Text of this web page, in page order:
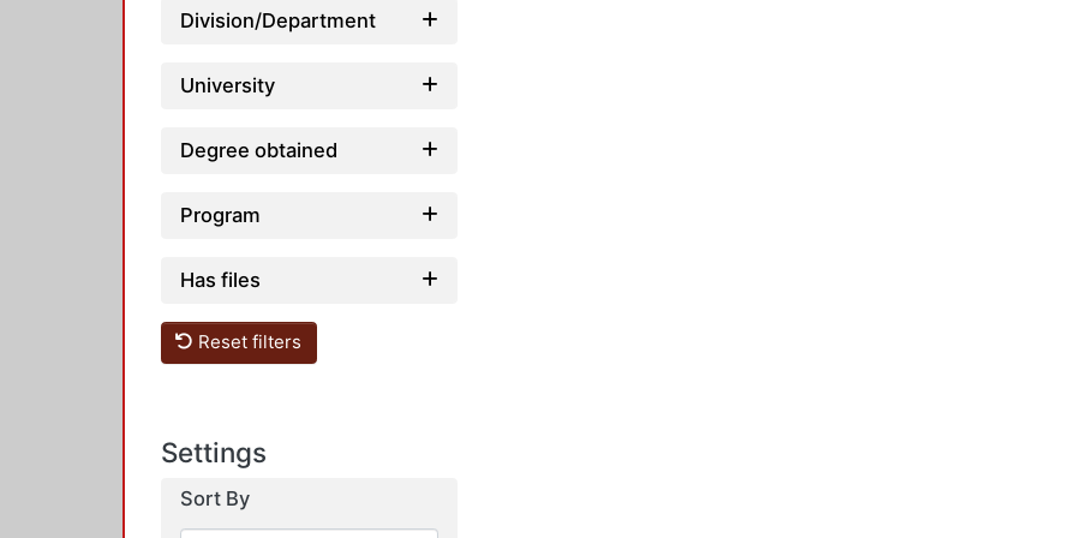
Division/Department
University
Degree obtained
Program
Has files
Reset filters
Settings
Sort By